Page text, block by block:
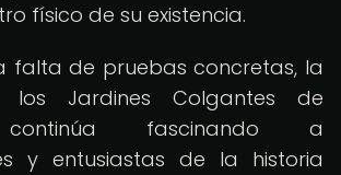
físico de su existencia.
falta de pruebas concretas, la
los Jardines Colgantes de
continúa fascinando a
y entusiastas de la historia